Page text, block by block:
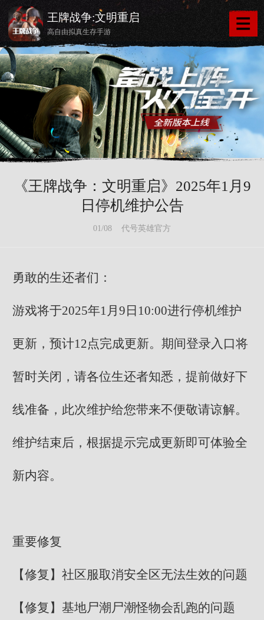
王牌战争:文明重启
高自由拟真生存手游
《王牌战争：文明重启》2025年1月9
日停机维护公告
01/08 代号英雄官方
勇敢的生还者们：
游戏将于2025年1月9日10:00进行停机维护
更新，预计12点完成更新。期间登录入口将
暂时关闭，请各位生还者知悉，提前做好下
线准备，此次维护给您带来不便敬请谅解。
维护结束后，根据提示完成更新即可体验全
新内容。
重要修复
【修复】社区服取消安全区无法生效的问题
【修复】基地尸潮尸潮怪物会乱跑的问题